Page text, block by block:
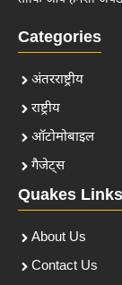
Categories
अंतरराष्ट्रीय
राष्ट्रीय
ऑटोमोबाइल
गैजेट्स
Quakes Links
About Us
Contact Us